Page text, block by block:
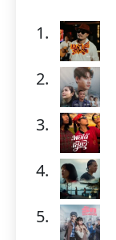
1.
2.
3.
4.
5.